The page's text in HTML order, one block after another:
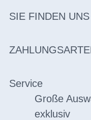
SIE FINDEN
Service
Große
exklusiv